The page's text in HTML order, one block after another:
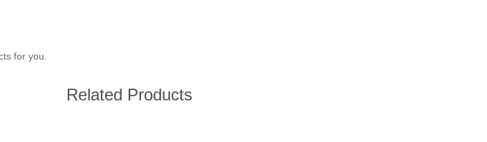
for you.
Related Products